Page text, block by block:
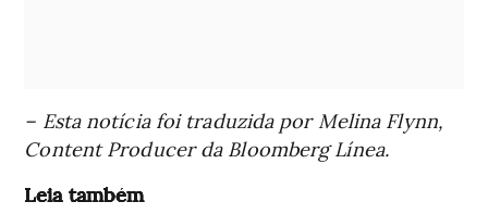
– Esta notícia foi traduzida por Melina Flynn,
Content Producer da Bloomberg Línea.
Leia também